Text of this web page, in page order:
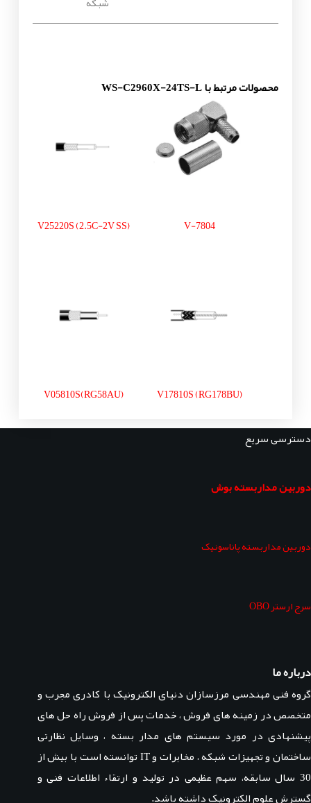
محصولات مرتبط با WS-C2960X-24TS-L
V-7804
V25220S (2.5C-2V SS)
V17810S (RG178BU)
V05810S(RG58AU)
دسترسی سریع
دوربین مداربسته بوش
دوربین مداربسته پاناسونیک
سرج ارستر OBO
درباره ما
گروه فنی مهندسی مرزسازان دنیای الکترونیک با کادری مجرب و
متخصص در زمینه های فروش ، خدمات پس از فروش راه حل های
پیشنهادی در مورد سیستم های مدار بسته ، وسایل نظارتی
ساختمان و تجهیزات شبکه ، مخابرات و IT توانسته است با بیش از
30 سال سابقه، سهم عظیمی در تولید و ارتقاء اطلاعات فنی و
گسترش علوم الکترونیک داشته باشد.